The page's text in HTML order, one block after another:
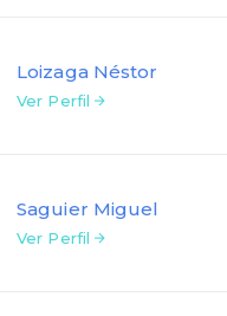
Loizaga Néstor
Ver Perfil
Saguier Miguel
Ver Perfil